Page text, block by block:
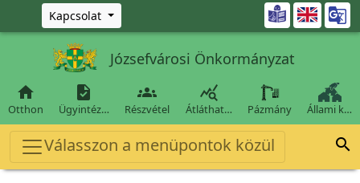
Ugrás a fő tartalomra
Kapcsolat 
Józsefvárosi Önkormányzat

Otthon

Ügyintéz…

Részvétel

Átláthat… Pázmány Állami k…
Válasszon a menüpontok közül 